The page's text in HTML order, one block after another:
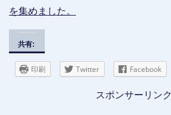
を集めました。
共有:
印刷 Twitter Facebook
スポンサーリンク